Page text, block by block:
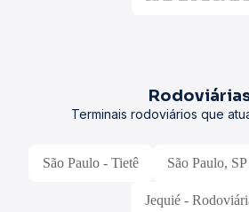
Terminais rodoviários que
São Paulo - Tietê São Paulo,
Jequié -